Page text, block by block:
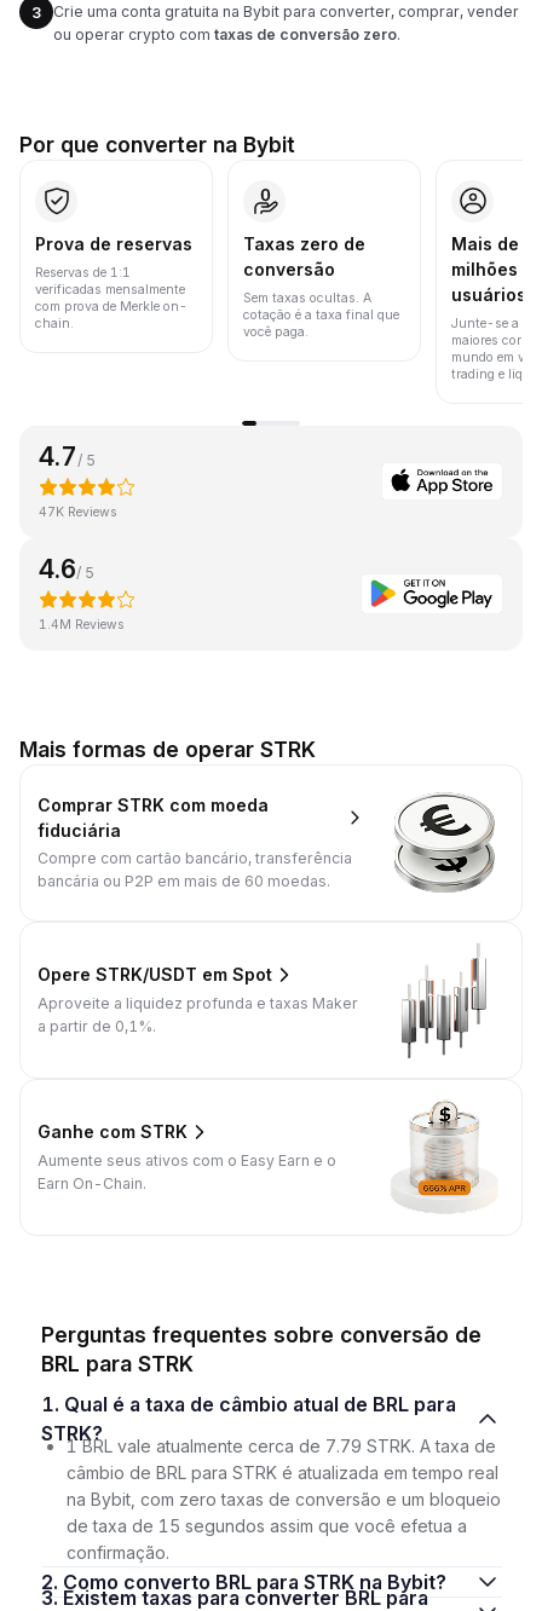
3
Crie uma conta gratuita na Bybit para converter, comprar, vender
ou operar crypto com taxas de conversão zero.
Por que converter na Bybit
Prova de reservas
Reservas de 1:1
verificadas mensalmente
com prova de Merkle on-
chain.
Taxas zero de
conversão
Sem taxas ocultas. A
cotação é a taxa final que
você paga.
Mais de
milhões
usuários
Junte-se a
maiores
mundo em
trading e
4.7 / 5
47K Reviews
4.6/ 5
1.4M Reviews
Mais formas de operar STRK
Comprar STRK com moeda
fiduciária
Compre com cartão bancário, transferência
bancária ou P2P em mais de 60 moedas.
Opere STRK/USDT em Spot
Aproveite a liquidez profunda e taxas Maker
a partir de 0,1%.
Ganhe com STRK
Aumente seus ativos com o Easy Earn e o
Earn On-Chain.
Perguntas frequentes sobre conversão de
BRL para STRK
1. Qual é a taxa de câmbio atual de BRL para
STRK?
1 BRL vale atualmente cerca de 7.79 STRK. A taxa de
câmbio de BRL para STRK é atualizada em tempo real
na Bybit, com zero taxas de conversão e um bloqueio
de taxa de 15 segundos assim que você efetua a
confirmação.
2. Como converto BRL para STRK na Bybit?
3. Existem taxas para converter BRL para